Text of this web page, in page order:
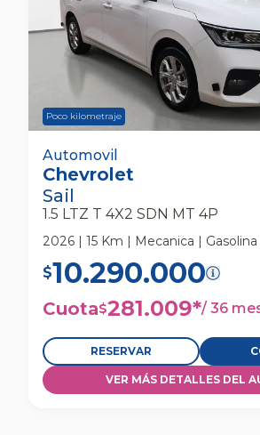
Poco kilometraje
Chevrolet Sail 1.5 Ltz T 4x2 Sdn
Automovil
Automovil
Chevrolet
Sail
1.5 LTZ T 4X2 SDN MT 4P
2026 | 15 Km | Mecanica | Gasolina
$10.290.000
Cuota$281.009*/ 36
RESERVAR
VER MÁS DETALLES DEL